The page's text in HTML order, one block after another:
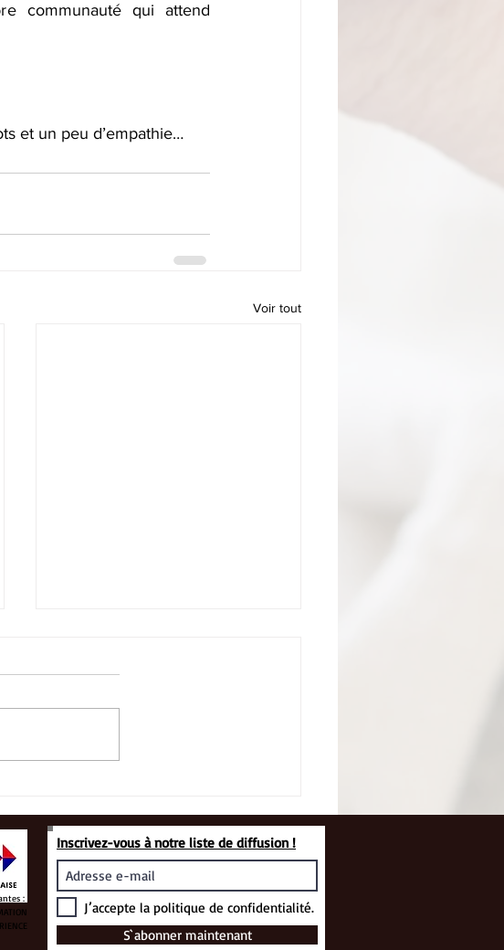
communauté qui attend
et un peu d’empathie…
Voir tout
:
Inscrivez-vous à notre liste de diffusion !
J’accepte la politique de confidentialité.
S`abonner maintenant